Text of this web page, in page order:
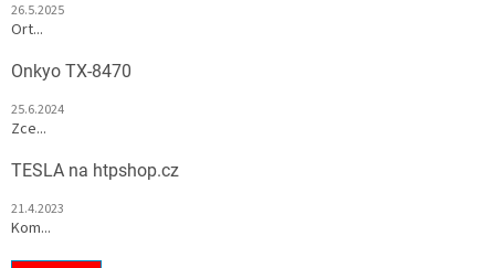
26.5.2025
Ort...
Onkyo TX-8470
25.6.2024
Zce...
TESLA na htpshop.cz
21.4.2023
Kom...